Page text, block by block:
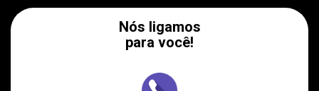
Nós ligamos
para você!